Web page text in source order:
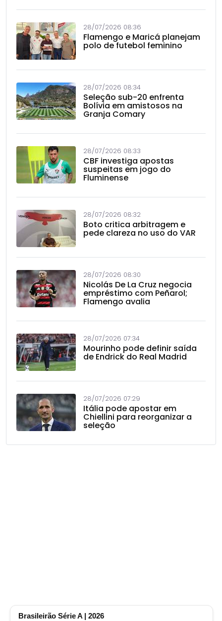
28/07/2026 08:36
Flamengo e Maricá planejam
polo de futebol feminino
28/07/2026 08:34
Seleção sub-20 enfrenta
Bolívia em amistosos na
Granja Comary
28/07/2026 08:33
CBF investiga apostas
suspeitas em jogo do
Fluminense
28/07/2026 08:32
Boto critica arbitragem e
pede clareza no uso do VAR
28/07/2026 08:30
Nicolás De La Cruz negocia
empréstimo com Peñarol;
Flamengo avalia
28/07/2026 07:34
Mourinho pode definir saída
de Endrick do Real Madrid
28/07/2026 07:29
Itália pode apostar em
Chiellini para reorganizar a
seleção